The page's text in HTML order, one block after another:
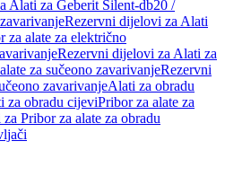
Alati za Geberit Silent-db20 /
Rezervni dijelovi za Alati
za alate za električno
Rezervni dijelovi za Alati za
za sučeono zavarivanjeRezervni
zavarivanjeAlati za obradu
za obradu cijeviPribor za alate za
Pribor za alate za obradu